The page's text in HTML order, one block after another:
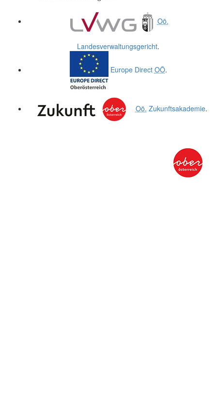
Oö.
Landesverwaltungsgericht.
Europe Direct OÖ.
Oö. Zukunftsakademie.